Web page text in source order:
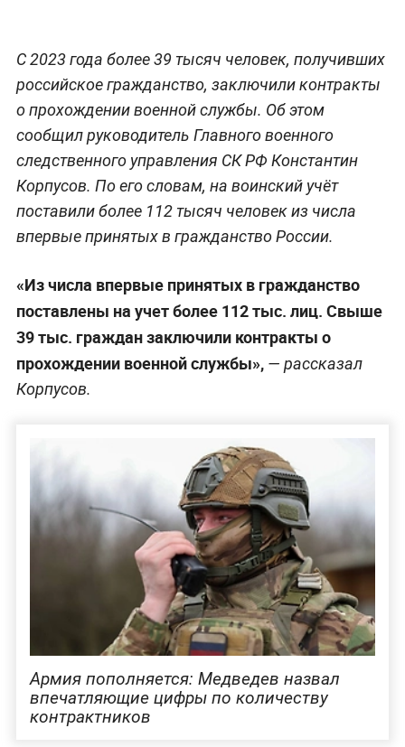
С 2023 года более 39 тысяч человек, получивших
российское гражданство, заключили контракты
о прохождении военной службы. Об этом
сообщил руководитель Главного военного
следственного управления СК РФ Константин
Корпусов. По его словам, на воинский учёт
поставили более 112 тысяч человек из числа
впервые принятых в гражданство России.
«Из числа впервые принятых в гражданство
поставлены на учет более 112 тыс. лиц. Свыше
39 тыс. граждан заключили контракты о
прохождении военной службы», — рассказал
Корпусов.
Армия пополняется: Медведев назвал
впечатляющие цифры по количеству
контрактников